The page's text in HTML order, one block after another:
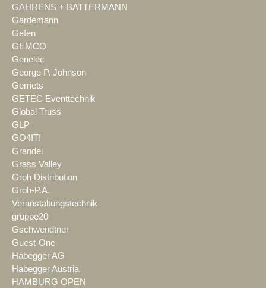
GAHRENS + BATTERMANN
Gardemann
Gefen
GEMCO
Genelec
George P. Johnson
Gerriets
GETEC Eventtechnik
Global Truss
GLP
GO4IT!
Grandel
Grass Valley
Groh Distribution
Groh-P.A.
Veranstaltungstechnik
gruppe20
Gschwendtner
Guest-One
Habegger AG
Habegger Austria
HAMBURG OPEN